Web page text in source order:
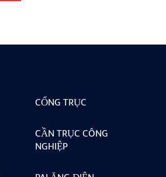
CỔNG TRỤC
CẦN TRỤC CÔNG
NGHIỆP